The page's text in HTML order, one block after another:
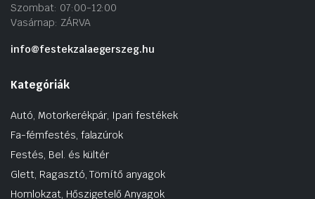
Szombat: 07:00-12:00
Vasárnap: ZÁRVA
info@festekzalaegerszeg.hu
Kategóriák
Autó, Motorkerékpár, Ipari festékek
Fa-fémfestés, falazúrok
Festés, Bel. és kültér
Glett, Ragasztó, Tömítő anyagok
Homlokzat, Hőszigetelő Anyagok